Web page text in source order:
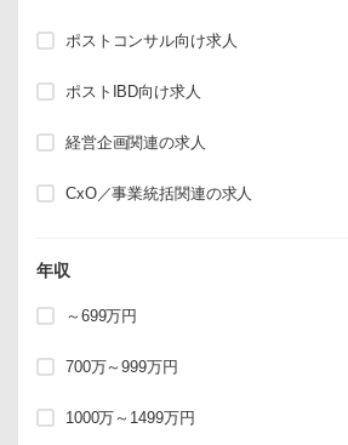
ポストコンサル向け求人
ポストIBD向け求人
経営企画関連の求人
CxO／事業統括関連の求人
年収
～699万円
700万～999万円
1000万～1499万円